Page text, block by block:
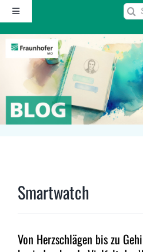
Zum
Inhalt
springen
Toggle
Navigation
Startseite
Über diesen Blog
Kontakt
RSS
Fraunhofer IAO ↗
Smartwatch
Von Herzschlägen bis zu